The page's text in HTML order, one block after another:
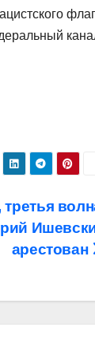
арестован